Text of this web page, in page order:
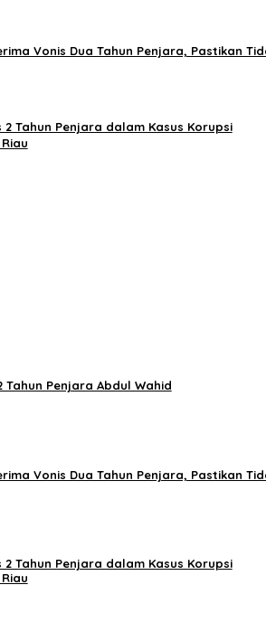
Vonis Dua Tahun Penjara, Pastikan
2 Tahun Penjara dalam Kasus Korupsi
Tahun Penjara Abdul Wahid
Vonis Dua Tahun Penjara, Pastikan
2 Tahun Penjara dalam Kasus Korupsi